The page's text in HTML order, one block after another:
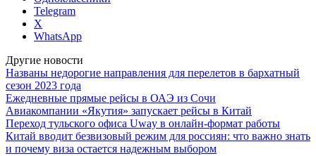
Telegram
X
WhatsApp
Другие новости
Названы недорогие направления для перелетов в бархатный
сезон 2023 года
Ежедневные прямые рейсы в ОАЭ из Сочи
Авиакомпании «Якутия» запускает рейсы в Китай
Переход тульского офиса Uway в онлайн-формат работы
Китай вводит безвизовый режим для россиян: что важно знать
и почему виза остается надежным выбором